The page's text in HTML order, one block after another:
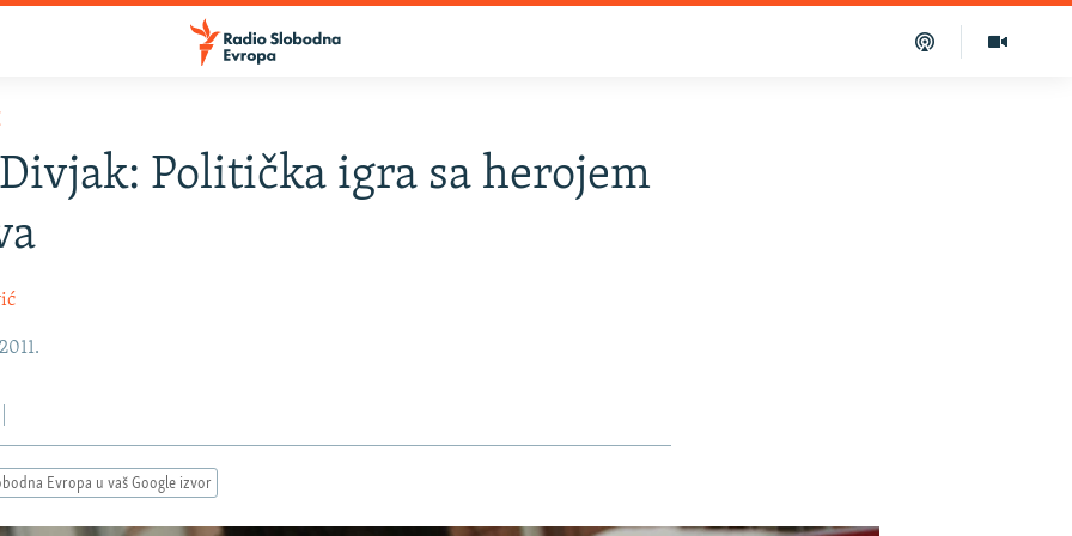
Politička igra sa herojem
Evropa u vaš Google izvor